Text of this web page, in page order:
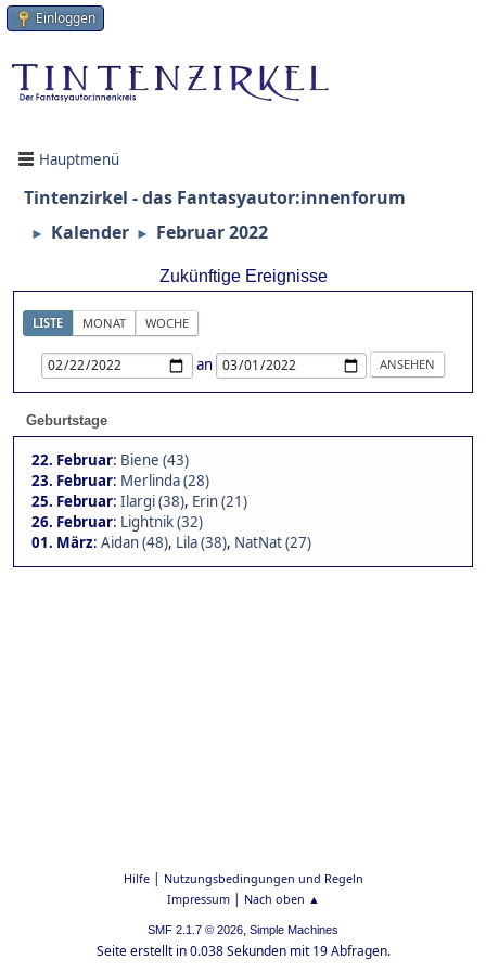
Einloggen
Hauptmenü
Tintenzirkel - das Fantasyautor:innenforum
► Kalender ► Februar 2022
Zukünftige Ereignisse
LISTE MONAT WOCHE
an
Geburtstage
22. Februar: Biene (43)
23. Februar: Merlinda (28)
25. Februar: Ilargi (38), Erin (21)
26. Februar: Lightnik (32)
01. März: Aidan (48), Lila (38), NatNat (27)
Hilfe| Nutzungsbedingungen und Regeln
Impressum| Nach oben ▲
SMF 2.1.7 © 2026, Simple Machines
Seite erstellt in 0.038 Sekunden mit 19 Abfragen.